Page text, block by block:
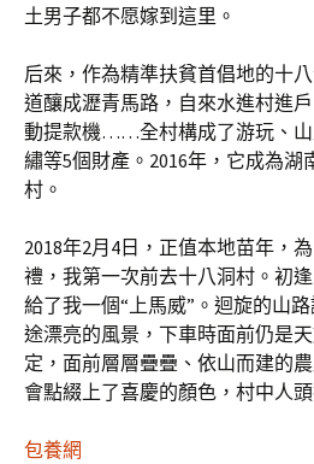
土男子都不愿嫁到這里。
后來，作為精準扶貧首倡地的十
道釀成瀝青馬路，自來水進村進
動提款機……全村構成了游玩、山
繡等5個財產。2016年，它成為湖
村。
2018年2月4日，正值本地苗年，
禮，我第一次前去十八洞村。初
給了我一個“上馬威”。迴旋的山
途漂亮的風景，下車時面前仍是
定，面前層層疊疊、依山而建的
會點綴上了喜慶的顏色，村中人
包養網